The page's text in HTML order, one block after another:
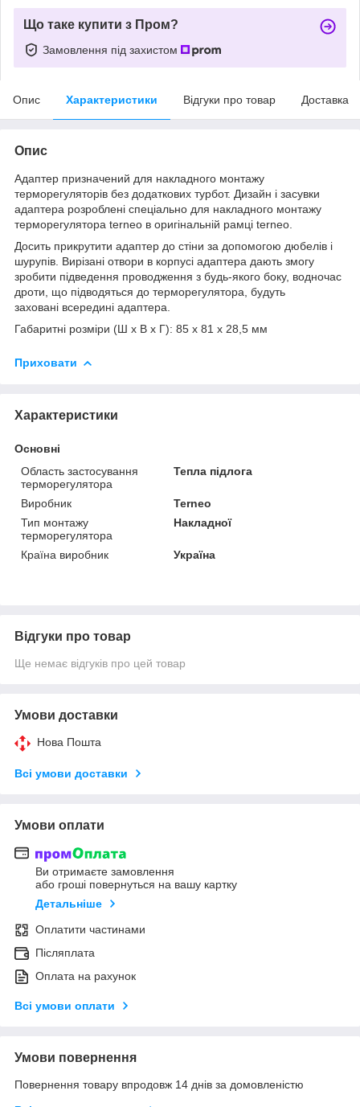
Що таке купити з Пром?
Замовлення під захистом
Опис Характеристики Відгуки про товар Доставка
Опис
Адаптер призначений для накладного монтажу
терморегуляторів без додаткових турбот. Дизайн і засувки
адаптера розроблені спеціально для накладного монтажу
терморегулятора terneo в оригінальній рамці terneo.
Досить прикрутити адаптер до стіни за допомогою дюбелів і
шурупів. Вирізані отвори в корпусі адаптера дають змогу
зробити підведення проводження з будь-якого боку, водночас
дроти, що підводяться до терморегулятора, будуть
заховані всередині адаптера.
Габаритні розміри (Ш х В х Г): 85 x 81 x 28,5 мм
Приховати
Характеристики
Основні
Область застосування
терморегулятора
Тепла підлога
Виробник
Terneo
Тип монтажу
терморегулятора
Накладної
Країна виробник Україна
Відгуки про товар
Ще немає відгуків про цей товар
Умови доставки
Нова Пошта
Всі умови доставки
Умови оплати
Ви отримаєте замовлення
або гроші повернуться на вашу картку
Детальніше
Оплатити частинами
Післяплата
Оплата на рахунок
Всі умови оплати
Умови повернення
Повернення товару впродовж 14 днів за домовленістю